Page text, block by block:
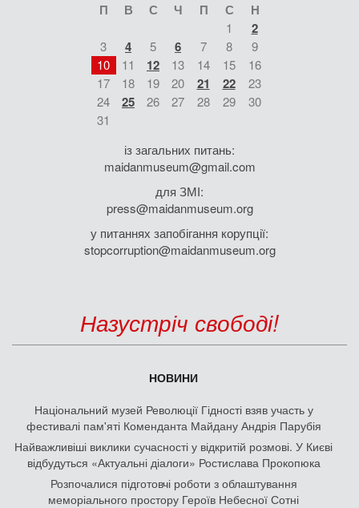
П В С Ч П С Н
1 2
3 4 5 6 7 8
9
10
11 12 13 14 15
16
17
18 19 20 21 22
23
24
25 26 27 28 29
30
31
із загальних питань:
maidanmuseum@gmail.com
для ЗМІ:
press@maidanmuseum.org
у питаннях запобігання корупції:
stopcorruption@maidanmuseum.org
Назустріч свободі!
НОВИНИ
Національний музей Революції Гідності взяв участь у
фестивалі пам'яті Коменданта Майдану Андрія Парубія
Найважливіші виклики сучасності у відкритій розмові. У Києві
відбудуться «Актуальні діалоги» Ростислава Прокопюка
Розпочалися підготовчі роботи з облаштування
меморіального простору Героїв Небесної Сотні